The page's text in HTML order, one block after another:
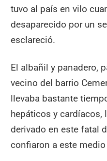
tuvo al país en vilo
desaparecido por un
esclareció.
El albañil y panadero,
vecino del barrio
llevaba bastante
hepáticos y cardíacos,
derivado en este fatal
confiaron a este